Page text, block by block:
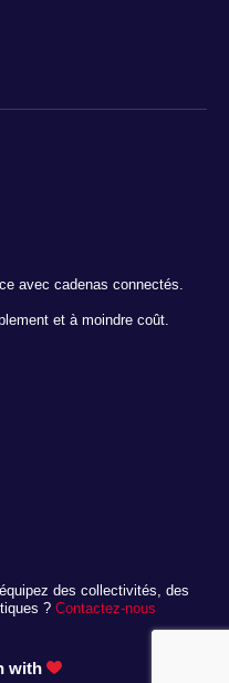
avec cadenas connectés.
et à moindre coût.
des collectivités, des
? Contactez-nous
with